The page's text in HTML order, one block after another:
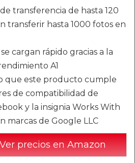
transferencia de hasta 120
transferir hasta 1000 fotos en
cargan rápido gracias a la
A1
que este producto cumple
de compatibilidad de
y la insignia Works With
marcas de Google LLC
precios en Amazon